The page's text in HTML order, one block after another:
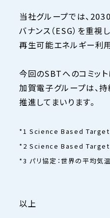
当社グループでは、
バナンス（ESG）を重
再生可能エネルギー利
今回のSBTへのコミッ
加賀電子グループは、
推進してまいります。
*1 Science Based Targets
*2 Science Based Targets
*3 パリ協定：世界の平均気
以上